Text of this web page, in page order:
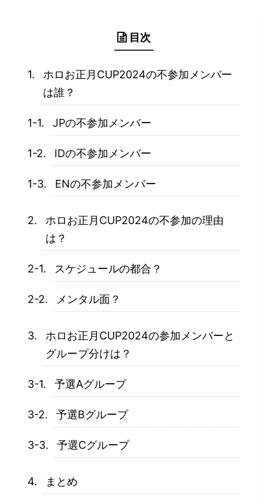
目次
ホロお正月CUP2024の不参加メンバー
は誰？
JPの不参加メンバー
IDの不参加メンバー
ENの不参加メンバー
ホロお正月CUP2024の不参加の理由
は？
スケジュールの都合？
メンタル面？
ホロお正月CUP2024の参加メンバーと
グループ分けは？
予選Aグループ
予選Bグループ
予選Cグループ
まとめ